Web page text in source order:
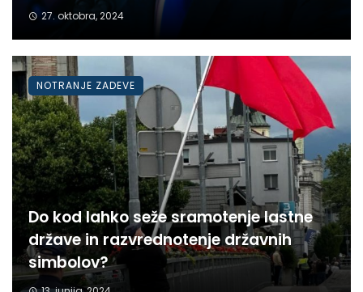
27. oktobra, 2024
Do kod lahko seže sramotenje lastne
države in razvrednotenje državnih
simbolov?
NOTRANJE ZADEVE